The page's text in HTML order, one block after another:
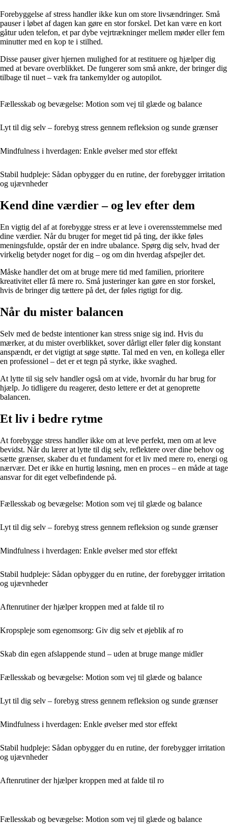
Forebyggelse af stress handler ikke kun om store livsændringer. Små
pauser i løbet af dagen kan gøre en stor forskel. Det kan være en kort
gåtur uden telefon, et par dybe vejrtrækninger mellem møder eller fem
minutter med en kop te i stilhed.
Disse pauser giver hjernen mulighed for at restituere og hjælper dig
med at bevare overblikket. De fungerer som små ankre, der bringer dig
tilbage til nuet – væk fra tankemylder og autopilot.
Fællesskab og bevægelse: Motion som vej til glæde og balance
Lyt til dig selv – forebyg stress gennem refleksion og sunde grænser
Mindfulness i hverdagen: Enkle øvelser med stor effekt
Stabil hudpleje: Sådan opbygger du en rutine, der forebygger irritation
og ujævnheder
Kend dine værdier – og lev efter dem
En vigtig del af at forebygge stress er at leve i overensstemmelse med
dine værdier. Når du bruger for meget tid på ting, der ikke føles
meningsfulde, opstår der en indre ubalance. Spørg dig selv, hvad der
virkelig betyder noget for dig – og om din hverdag afspejler det.
Måske handler det om at bruge mere tid med familien, prioritere
kreativitet eller få mere ro. Små justeringer kan gøre en stor forskel,
hvis de bringer dig tættere på det, der føles rigtigt for dig.
Når du mister balancen
Selv med de bedste intentioner kan stress snige sig ind. Hvis du
mærker, at du mister overblikket, sover dårligt eller føler dig konstant
anspændt, er det vigtigt at søge støtte. Tal med en ven, en kollega eller
en professionel – det er et tegn på styrke, ikke svaghed.
At lytte til sig selv handler også om at vide, hvornår du har brug for
hjælp. Jo tidligere du reagerer, desto lettere er det at genoprette
balancen.
Et liv i bedre rytme
At forebygge stress handler ikke om at leve perfekt, men om at leve
bevidst. Når du lærer at lytte til dig selv, reflektere over dine behov og
sætte grænser, skaber du et fundament for et liv med mere ro, energi og
nærvær. Det er ikke en hurtig løsning, men en proces – en måde at tage
ansvar for dit eget velbefindende på.
Fællesskab og bevægelse: Motion som vej til glæde og balance
Lyt til dig selv – forebyg stress gennem refleksion og sunde grænser
Mindfulness i hverdagen: Enkle øvelser med stor effekt
Stabil hudpleje: Sådan opbygger du en rutine, der forebygger irritation
og ujævnheder
Aftenrutiner der hjælper kroppen med at falde til ro
Kropspleje som egenomsorg: Giv dig selv et øjeblik af ro
Skab din egen afslappende stund – uden at bruge mange midler
Fællesskab og bevægelse: Motion som vej til glæde og balance
Lyt til dig selv – forebyg stress gennem refleksion og sunde grænser
Mindfulness i hverdagen: Enkle øvelser med stor effekt
Stabil hudpleje: Sådan opbygger du en rutine, der forebygger irritation
og ujævnheder
Aftenrutiner der hjælper kroppen med at falde til ro
Fællesskab og bevægelse: Motion som vej til glæde og balance